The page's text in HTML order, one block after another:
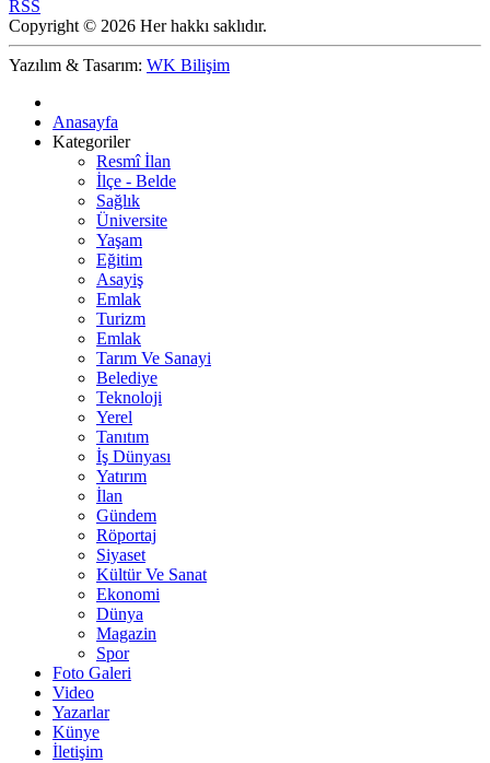
RSS
Copyright © 2026 Her hakkı saklıdır.
Yazılım & Tasarım: WK Bilişim
Anasayfa
Kategoriler
Resmî İlan
İlçe - Belde
Sağlık
Üniversite
Yaşam
Eğitim
Asayiş
Emlak
Turizm
Emlak
Tarım Ve Sanayi
Belediye
Teknoloji
Yerel
Tanıtım
İş Dünyası
Yatırım
İlan
Gündem
Röportaj
Siyaset
Kültür Ve Sanat
Ekonomi
Dünya
Magazin
Spor
Foto Galeri
Video
Yazarlar
Künye
İletişim